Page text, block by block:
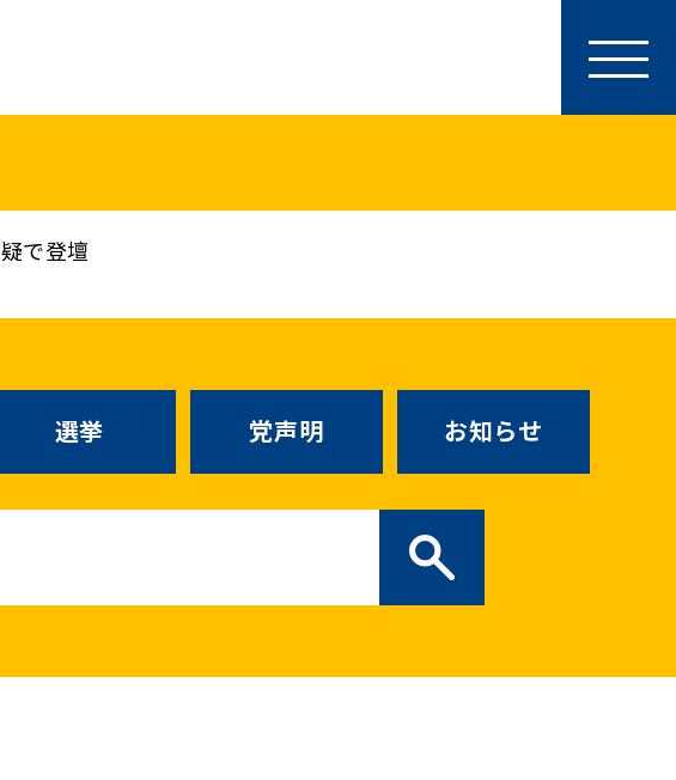
政策
党声明
お知らせ
国民民主PRESS号外
こくみんオンラインスクール
二次創作ガイドライン
プライバシーポリシー
で登壇
選挙 党声明 お知らせ